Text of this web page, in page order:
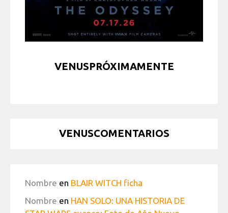
VENUSPRÓXIMAMENTE
VENUSCOMENTARIOS
Nombre en BLAIR WITCH ficha
Nombre en HAN SOLO: UNA HISTORIA DE